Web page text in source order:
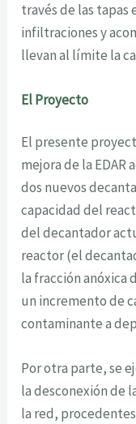
través de las tapas
infiltraciones y
llevan al límite la
El Proyecto
El presente
mejora de la
dos nuevos
capacidad del
del decantador
reactor (el
la fracción anóxica
un incremento de
contaminante a
Por otra parte, se
la desconexión de
la red,